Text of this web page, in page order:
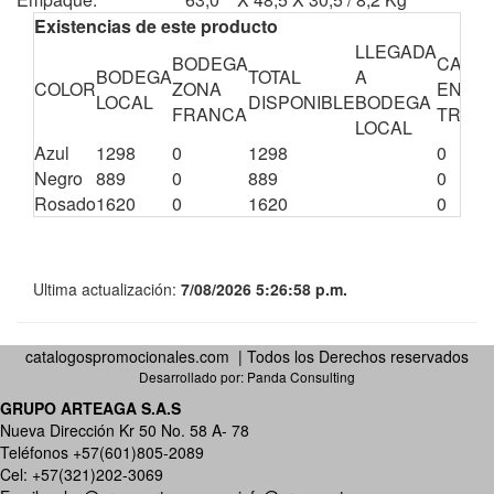
Existencias de este producto
COLORBODEGA
LOCAL
BODEGA
ZONA
FRANCA
TOTAL
DISPONIBLE
LLEGADA
A
BODEGA
LOCAL
EN
Azul
1298 0 1298
0
Negro 889 0 889
0
Rosado1620 0 1620 0
Ultima actualización: 7/08/2026 5:26:58 p.m.
catalogospromocionales.com | Todos los Derechos reservados
Desarrollado por: Panda Consulting
GRUPO ARTEAGA S.A.S
Nueva Dirección Kr 50 No. 58 A- 78
Teléfonos +57(601)805-2089
Cel: +57(321)202-3069